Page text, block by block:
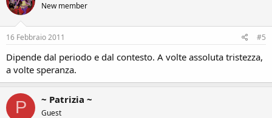
New member
16 Febbraio 2011 #5
Dipende dal periodo e dal contesto. A volte assoluta tristezza,
a volte speranza.
P ~ Patrizia ~
Guest